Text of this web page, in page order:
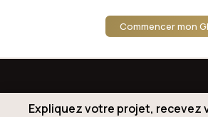
Commencer mon
Expliquez votre projet, recevez